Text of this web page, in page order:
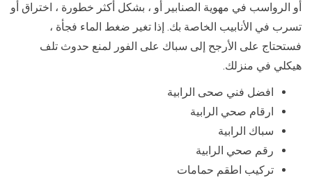
أو الرواسب في مهوية الصنابير أو ، بشكل أكثر خطورة ، اختراق أو
تسرب في الأنابيب الخاصة بك. إذا تغير ضغط الماء فجأة ،
فستحتاج على الأرجح إلى سباك على الفور لمنع حدوث تلف
هيكلي في منزلك.
افضل فني صحى الرابية
ارقام صحي الرابية
سباك الرابية
رقم صحي الرابية
تركيب اطقم حمامات